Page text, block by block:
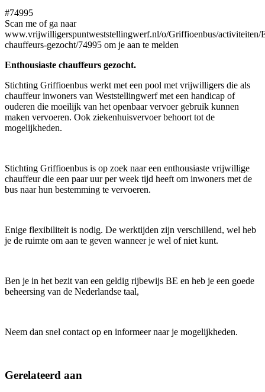
#74995
Scan me of ga naar
www.vrijwilligerspuntweststellingwerf.nl/o/Griffioenbus/activiteiten/
chauffeurs-gezocht/74995 om je aan te melden
Enthousiaste chauffeurs gezocht.
Stichting Griffioenbus werkt met een pool met vrijwilligers die als
chauffeur inwoners van Weststellingwerf met een handicap of
ouderen die moeilijk van het openbaar vervoer gebruik kunnen
maken vervoeren. Ook ziekenhuisvervoer behoort tot de
mogelijkheden.
Stichting Griffioenbus is op zoek naar een enthousiaste vrijwillige
chauffeur die een paar uur per week tijd heeft om inwoners met de
bus naar hun bestemming te vervoeren.
Enige flexibiliteit is nodig. De werktijden zijn verschillend, wel heb
je de ruimte om aan te geven wanneer je wel of niet kunt.
Ben je in het bezit van een geldig rijbewijs BE en heb je een goede
beheersing van de Nederlandse taal,
Neem dan snel contact op en informeer naar je mogelijkheden.
Gerelateerd aan